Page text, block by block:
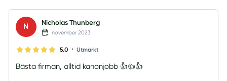
N Nicholas Thunberg
november 2023
5.0 • Utmärkt
Bästa firman, alltid kanonjobb 👍👍👍